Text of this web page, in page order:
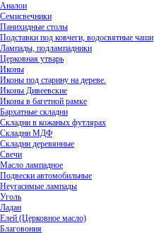
Аналои
Семисвечники
Панихидные столы
Подставки под ковчеги, водосвятные чаши
Лампады, подлампадники
Церковная утварь
Иконы
Иконы под старину на дереве.
Иконы Дивеевские
Иконы в багетной рамке
Бархатные складни
Складни в кожаных футлярах
Складни МДФ
Складни деревянные
Свечи
Масло лампадное
Подвески автомобильные
Неугасимые лампады
Уголь
Ладан
Елей (Церковное масло)
Благовония